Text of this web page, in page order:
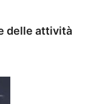
delle attività